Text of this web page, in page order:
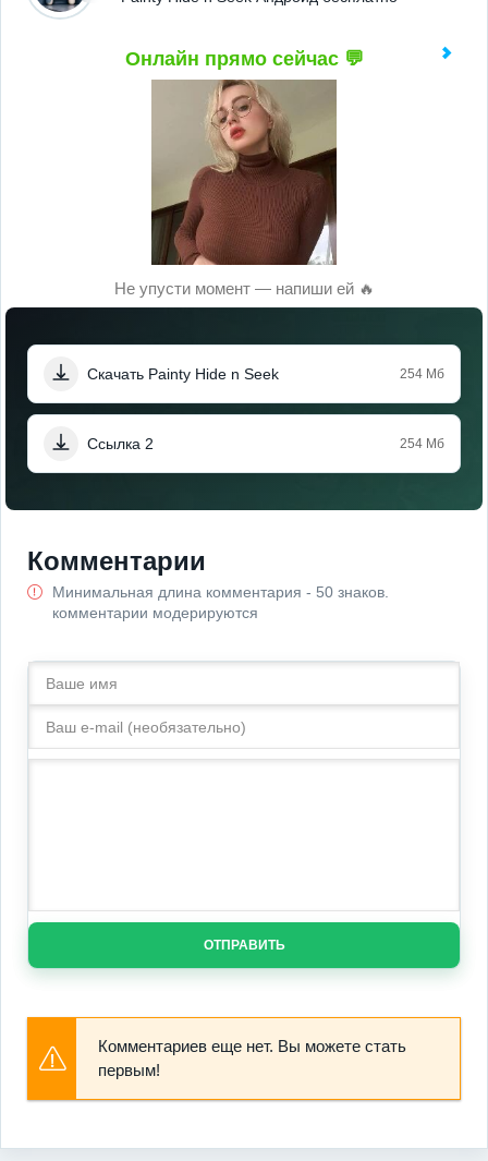
Онлайн прямо сейчас 💬
Не упусти момент — напиши ей 🔥
Скачать Painty Hide n Seek 254 Мб
Ссылка 2 254 Мб
Комментарии
Минимальная длина комментария - 50 знаков.
комментарии модерируются
ОТПРАВИТЬ
Комментариев еще нет. Вы можете стать
первым!